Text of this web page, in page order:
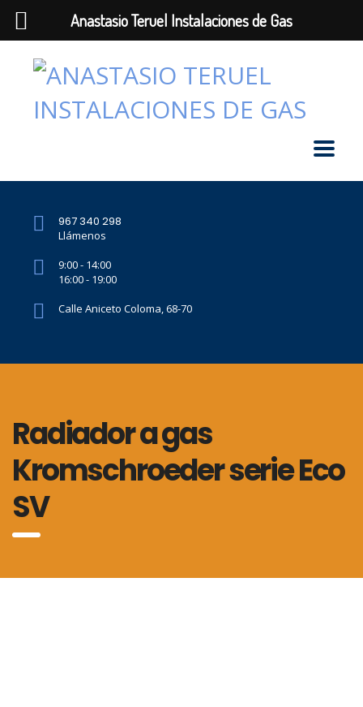
967 340 298
Llámenos
9:00 - 14:00
16:00 - 19:00
Calle Aniceto Coloma, 68-70
Radiador a gas
Kromschroeder serie Eco
SV
Anastasio Teruel Instalaciones de Gas